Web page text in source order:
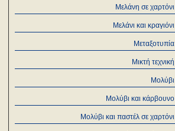
Μελάνη σε χαρτόνι
Μελάνι και κραγιόνι
Μεταξοτυπία
Μικτή τεχνική
Μολύβι
Μολύβι και κάρβουνο
Μολύβι και παστέλ σε χαρτόνι